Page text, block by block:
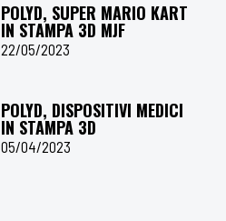
POLYD, SUPER MARIO KART
IN STAMPA 3D MJF
22/05/2023
POLYD, DISPOSITIVI MEDICI
IN STAMPA 3D
05/04/2023